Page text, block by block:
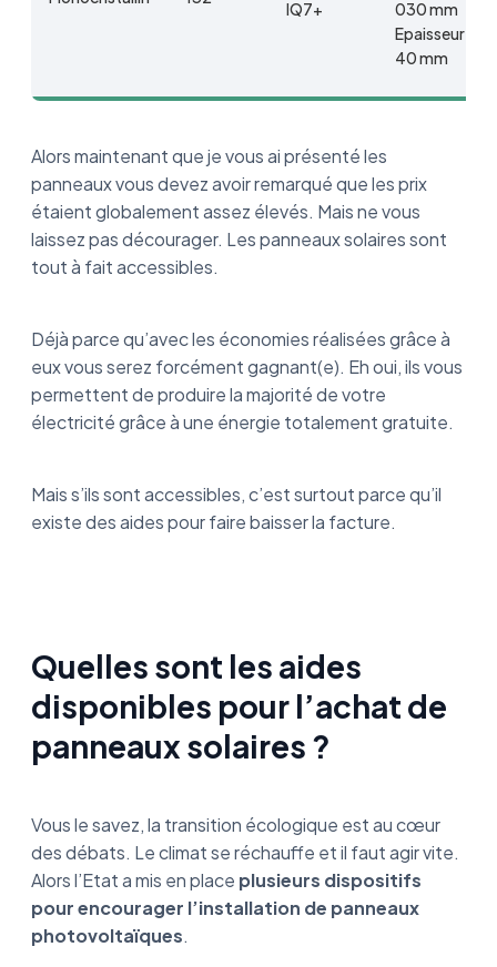
IQ7+
030 mm
Epaisseur :
40 mm
Alors maintenant que je vous ai présenté les
panneaux vous devez avoir remarqué que les prix
étaient globalement assez élevés. Mais ne vous
laissez pas décourager. Les panneaux solaires sont
tout à fait accessibles.
Déjà parce qu’avec les économies réalisées grâce à
eux vous serez forcément gagnant(e). Eh oui, ils vous
permettent de produire la majorité de votre
électricité grâce à une énergie totalement gratuite.
Mais s’ils sont accessibles, c’est surtout parce qu’il
existe des aides pour faire baisser la facture.
Quelles sont les aides
disponibles pour l’achat de
panneaux solaires ?
Vous le savez, la transition écologique est au cœur
des débats. Le climat se réchauffe et il faut agir vite.
Alors l’Etat a mis en place plusieurs dispositifs
pour encourager l’installation de panneaux
photovoltaïques.